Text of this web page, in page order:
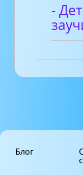
-
Блог